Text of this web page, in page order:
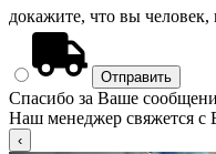
докажите, что вы человек,
Спасибо за Ваше
Наш менеджер свяжется с